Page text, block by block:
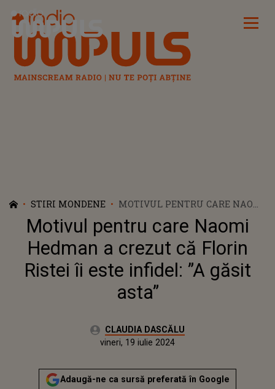
Radio Impuls
STIRI MONDENE
MOTIVUL PENTRU CARE NAOMI
HEDMAN A CREZUT CĂ FLORIN
RISTEI ÎI ESTE INFIDEL: ”A
GĂSIT ASTA”
Motivul pentru care Naomi
Hedman a crezut că Florin
Ristei îi este infidel: ”A găsit
asta”
Autor:CLAUDIA DASCĂLU
Actualizat:
vineri, 19 iulie 2024
Adaugă-ne ca sursă preferată în Google